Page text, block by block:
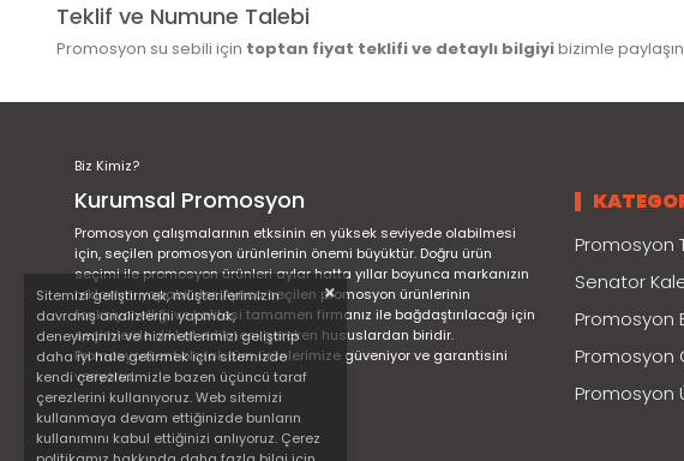
Teklif ve Numune Talebi
Promosyon su sebili için toptan fiyat teklifi ve detaylı bilgiyibizimle
Biz Kimiz?
Kurumsal Promosyon
Promosyon çalışmalarının etksinin en yüksek seviyede olabilmesi
için, seçilen promosyon ürünlerinin önemi büyüktür. Doğru ürün
seçimi ile promosyon ürünleri aylar hatta yıllar boyunca markanızın
reklamını yapabilirler. Ayrıca seçilen promosyon ürünlerinin
fonksiyonelliği ve kalitesi tamamen firmanız ile bağdaştırılacağı için
seçimlerde dikkat edilmesi gereken hususlardan biridir.
Promosyonkent olarak tüm ürünlerimize güveniyor ve garantisini
veriyoruz.
Promosyon
Senator
Promosyon
Promosyon
Promosyon
Sitemizi geliştirmek, müşterilerimizin
davranış analizlerini yapmak,
deneyiminizi ve hizmetlerimizi geliştirip
daha iyi hale getirmek için sitemizde
kendi çerezlerimizle bazen üçüncü taraf
çerezlerini kullanıyoruz. Web sitemizi
kullanmaya devam ettiğinizde bunların
kullanımını kabul ettiğinizi anlıyoruz. Çerez